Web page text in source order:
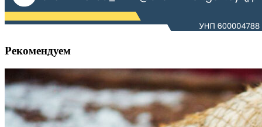
Рекомендуем